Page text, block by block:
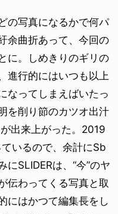
の写真になるかで何パ
余曲折あって、今回の
に。しめきりのギリの
進行的にはいつも以上
なってしまえばいたっ
を削り節のカツオ出汁
出来上がった。2019
いるので、余計にSb
SLIDERは、“今”のヤ
伝わってくる写真と取
にはかつて編集長をし